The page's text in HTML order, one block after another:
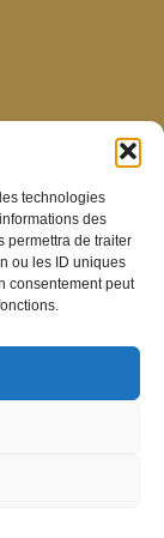
technologies
des
permettra de traiter
ou les ID uniques
consentement peut
2006-2026 -